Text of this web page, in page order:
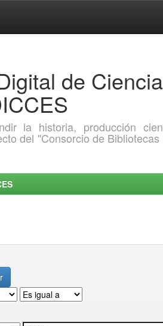
de
la historia, producción
del "Consorcio de